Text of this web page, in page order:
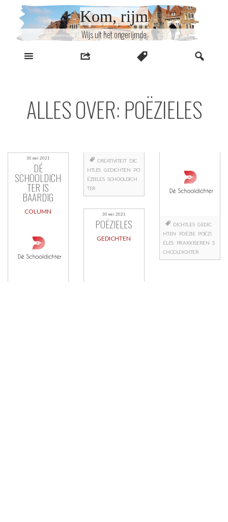
inhoud
Kom, rijm
Wijs uit het ongerijmde
ALLES OVER: POËZIELES
30 mei 2021
DÉ
SCHOOLDICH
TER IS
BAARDIG
COLUMN
CREATIVITEIT DIC
HTLES GEDICHTEN PO
ËZIELES SCHOOLDICH
TER
30 mei 2021
POËZIELES
GEDICHTEN
DICHTLES GEDIC
HTEN
POËZIE POËZI
ELES
PRAKKISEREN S
CHOOLDICHTER